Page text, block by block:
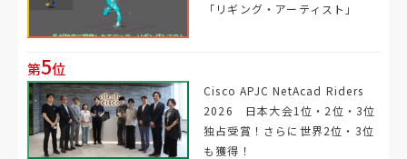
「リギング・アーティスト」
第5位
Cisco APJC NetAcad Riders
2026 日本大会1位・2位・3位
独占受賞！さらに世界2位・3位
も獲得！